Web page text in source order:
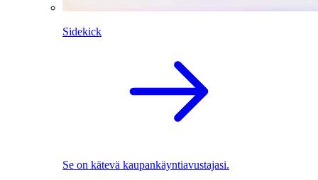
Sidekick
Se on kätevä kaupankäyntiavustajasi.